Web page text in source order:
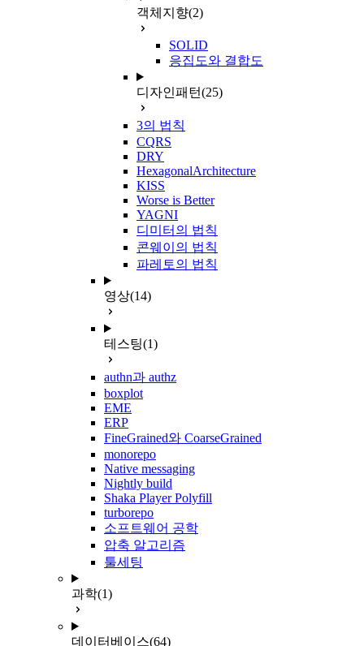
객체지향(2)
SOLID
응집도와 결합도
디자인패턴(25)
3의 법칙
CQRS
DRY
HexagonalArchitecture
KISS
Worse is Better
YAGNI
디미터의 법칙
콘웨이의 법칙
파레토의 법칙
영상(14)
테스팅(1)
authn과 authz
boxplot
EME
ERP
FineGrained와 CoarseGrained
monorepo
Native messaging
Nightly build
Shaka Player Polyfill
turborepo
소프트웨어 공학
압축 알고리즘
툴세팅
과학(1)
데이터베이스(64)